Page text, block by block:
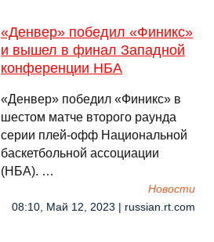
«Денвер» победил «Финикс»
и вышел в финал Западной
конференции НБА
«Денвер» победил «Финикс» в
шестом матче второго раунда
серии плей-офф Национальной
баскетбольной ассоциации
(НБА). …
Новости
08:10, Май 12, 2023 | russian.rt.com